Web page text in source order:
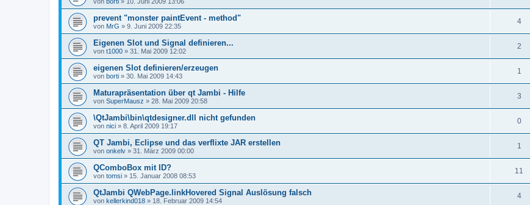
prevent "monster paintEvent - method"
von MrG » 9. Juni 2009 22:35
4
Eigenen Slot und Signal definieren...
von t1000 » 31. Mai 2009 12:02
2
eigenen Slot definieren/erzeugen
von borti » 30. Mai 2009 14:43
1
Maturapräsentation über qt Jambi - Hilfe
von SuperMausz » 28. Mai 2009 20:58
3
\QtJambi\bin\qtdesigner.dll nicht gefunden
von nici » 8. April 2009 19:17
0
QT Jambi, Eclipse und das verflixte JAR erstellen
von onkelv » 31. März 2009 00:00
1
QComboBox mit ID?
von tomsi » 15. Januar 2008 08:53
11
QtJambi QWebPage.linkHovered Signal Auslösung falsch
von kellerkind018 » 18. Februar 2009 14:54
4